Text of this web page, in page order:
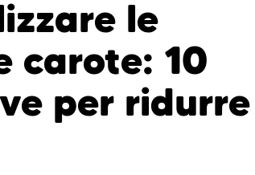
le
carote: 10
per ridurre